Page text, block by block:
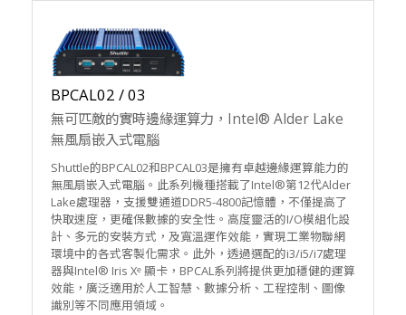
BPCAL02 / 03
無可匹敵的實時邊緣運算力，Intel® Alder Lake
無風扇嵌入式電腦
Shuttle的BPCAL02和BPCAL03是擁有卓越邊緣運算能力的
無風扇嵌入式電腦。此系列機種搭載了Intel®第12代Alder
Lake處理器，支援雙通道DDR5-4800記憶體，不僅提高了
快取速度，更確保數據的安全性。高度靈活的I/O模組化設
計、多元的安裝方式，及寬溫運作效能，實現工業物聯網
環境中的各式客製化需求。此外，透過選配的i3/i5/i7處理
器與Intel® Iris Xᵉ 顯卡，BPCAL系列將提供更加穩健的運算
效能，廣泛適用於人工智慧、數據分析、工程控制、圖像
識別等不同應用領域。